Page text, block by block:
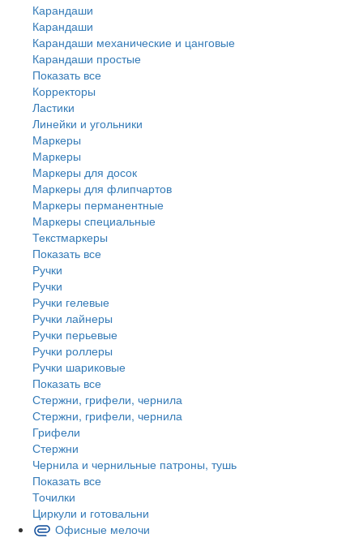
Карандаши
Карандаши
Карандаши механические и цанговые
Карандаши простые
Показать все
Корректоры
Ластики
Линейки и угольники
Маркеры
Маркеры
Маркеры для досок
Маркеры для флипчартов
Маркеры перманентные
Маркеры специальные
Текстмаркеры
Показать все
Ручки
Ручки
Ручки гелевые
Ручки лайнеры
Ручки перьевые
Ручки роллеры
Ручки шариковые
Показать все
Стержни, грифели, чернила
Стержни, грифели, чернила
Грифели
Стержни
Чернила и чернильные патроны, тушь
Показать все
Точилки
Циркули и готовальни
Офисные мелочи